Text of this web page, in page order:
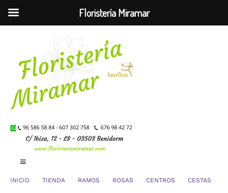
contenido
Toggle
INICIO TIENDA RAMOS ROSAS CENTROS CESTAS
Floristería Miramar